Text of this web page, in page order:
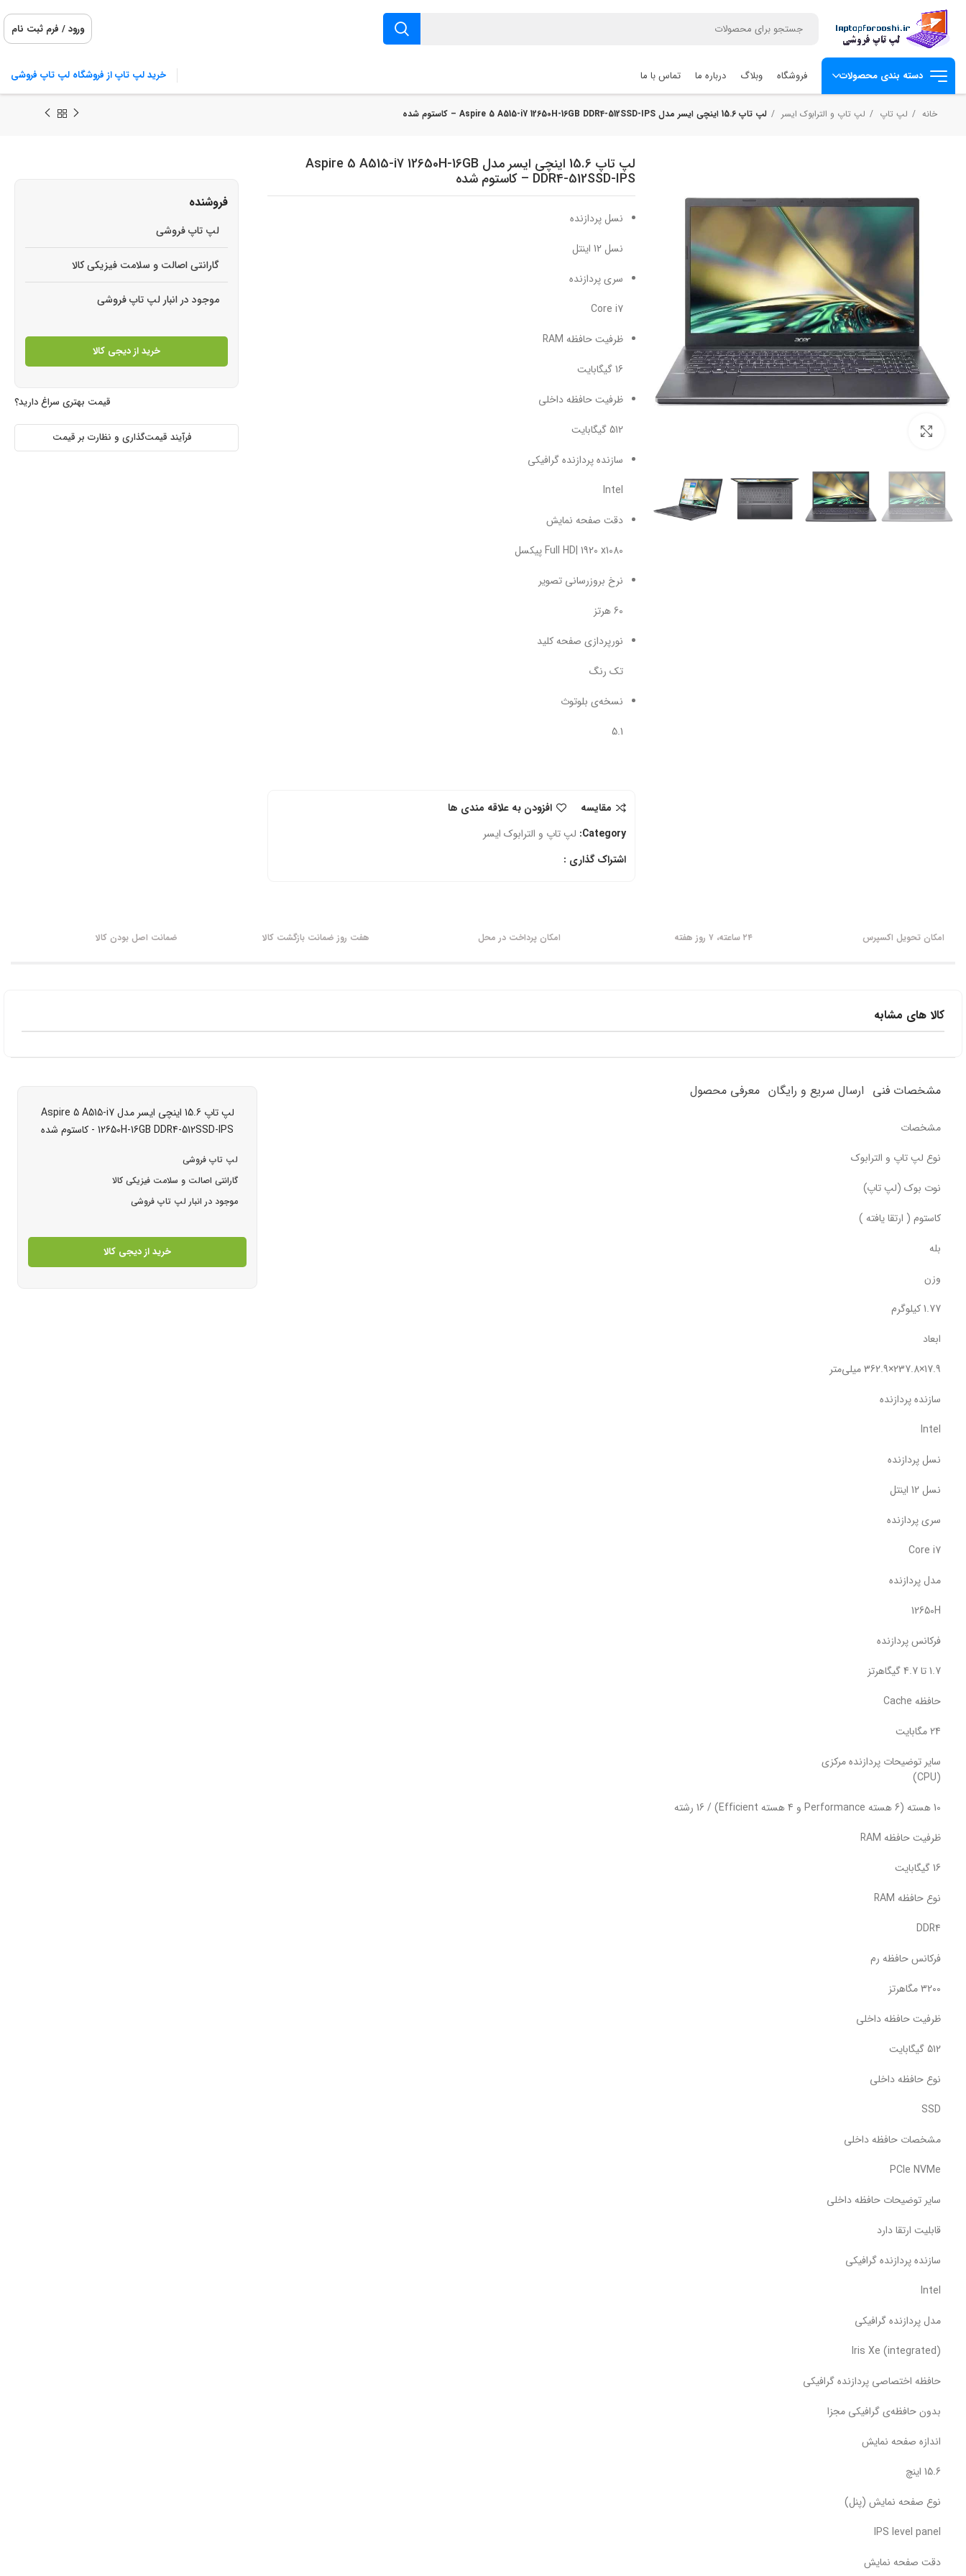
ورود / فرم ثبت نام
دسته بندی محصولات فروشگاه وبلاگ درباره ما تماس با ما خرید لپ تاپ از فروشگاه لپ تاپ فروشی
خانه لپ تاپ لپ تاپ و الترابوک ایسر لپ تاپ 15.6 اینچی ایسر مدل Aspire 5 A515-i7 12650H-16GB DDR4-512SSD-IPS – کاستوم شده
لپ تاپ 15.6 اینچی ایسر مدل Aspire 5 A515-i7 12650H-16GB
DDR4-512SSD-IPS – کاستوم شده
نسل پردازنده
نسل 12 اینتل
سری پردازنده
Core i7
ظرفیت حافظه RAM
16 گیگابایت
ظرفیت حافظه داخلی
512 گیگابایت
سازنده پردازنده گرافیکی
Intel
دقت صفحه نمایش
Full HD| 1920 x1080 پیکسل
نرخ بروزرسانی تصویر
60 هرتز
نورپردازی صفحه کلید
تک رنگ
نسخه‌ی بلوتوث
5.1
مقایسه
افزودن به علاقه مندی ها
Category: لپ تاپ و الترابوک ایسر
اشتراک گذاری :
فروشنده
لپ تاپ فروشی
گارانتی اصالت و سلامت فیزیکی کالا
موجود در انبار لپ تاپ فروشی
خرید از دیجی کالا
قیمت بهتری سراغ دارید؟
فرآیند قیمت‌گذاری و نظارت بر قیمت
امکان تحویل اکسپرس ۲۴ ساعته، ۷ روز هفته امکان پرداخت در محل هفت روز ضمانت بازگشت کالا ضمانت اصل بودن کالا
کالا های مشابه
مشخصات فنی ارسال سریع و رایگان معرفی محصول
مشخصات
نوع لپ تاپ و الترابوک
نوت بوک (لپ تاپ)
کاستوم ( ارتقا یافته )
بله
وزن
1.77 کیلوگرم
ابعاد
17.9×237.8×362.9 میلی‌متر
سازنده پردازنده
Intel
نسل پردازنده
نسل 12 اینتل
سری پردازنده
Core i7
مدل پردازنده
12650H
فرکانس پردازنده
1.7 تا 4.7 گیگاهرتز
حافظه Cache
24 مگابایت
سایر توضیحات پردازنده مرکزی
(CPU)
10 هسته (6 هسته Performance و 4 هسته Efficient) / 16 رشته
ظرفیت حافظه RAM
16 گیگابایت
نوع حافظه RAM
DDR4
فرکانس حافظه رم
3200 مگاهرتز
ظرفیت حافظه داخلی
512 گیگابایت
نوع حافظه داخلی
SSD
مشخصات حافظه داخلی
PCIe NVMe
سایر توضیحات حافظه داخلی
قابلیت ارتقا دارد
سازنده پردازنده گرافیکی
Intel
مدل پردازنده گرافیکی
Iris Xe (integrated)
حافظه اختصاصی پردازنده گرافیکی
بدون حافظه‌ی گرافیکی مجزا
اندازه صفحه نمایش
15.6 اینچ
نوع صفحه نمایش (پنل)
IPS level panel
دقت صفحه نمایش
لپ تاپ 15.6 اینچی ایسر مدل Aspire 5 A515-i7
12650H-16GB DDR4-512SSD-IPS - کاستوم شده
لپ تاپ فروشی
گارانتی اصالت و سلامت فیزیکی کالا
موجود در انبار لپ تاپ فروشی
خرید از دیجی کالا